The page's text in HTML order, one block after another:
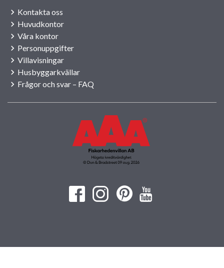
Kontakta oss
Huvudkontor
Våra kontor
Personuppgifter
Villavisningar
Husbyggarkvällar
Frågor och svar – FAQ